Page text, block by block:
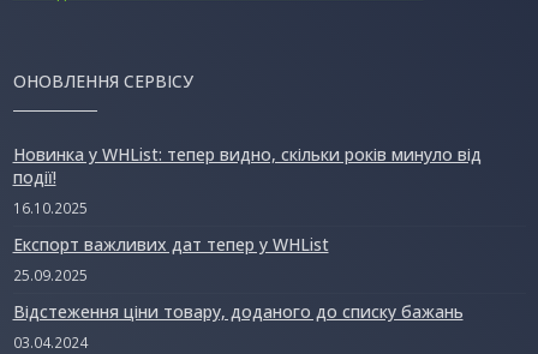
ОНОВЛЕННЯ СЕРВІСУ
Новинка у WHList: тепер видно, скільки років минуло від
події!
16.10.2025
Експорт важливих дат тепер у WHList
25.09.2025
Відстеження ціни товару, доданого до списку бажань
03.04.2024